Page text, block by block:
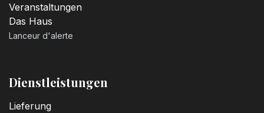
Veranstaltungen
Das Haus
Lanceur d'alerte
Dienstleistungen
Lieferung